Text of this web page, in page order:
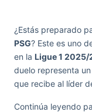
¿Estás preparado
PSG? Este es uno
en la Ligue 1 2025/
duelo representa
que recibe al líder
Continúa leyendo